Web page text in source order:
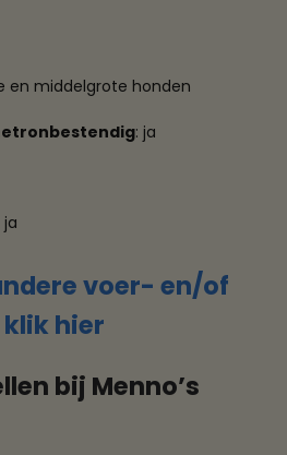
en middelgrote honden
: ja
ja
voer- en/of
hier
bij Menno’s